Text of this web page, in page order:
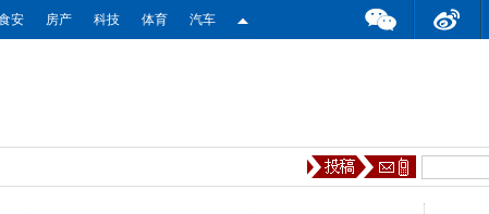
安 房产 科技 体育 汽车